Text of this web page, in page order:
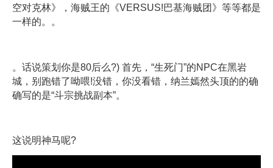
空对克林》，海贼王的《VERSUS!巴基海贼团》等等都是
一样的。。
。话说策划你是80后么?) 首先，“生死门”的NPC在黑岩
城，别跑错了呦喂!没错，你没看错，纳兰嫣然头顶的的确
确写的是“斗宗挑战副本”。
这说明神马呢?